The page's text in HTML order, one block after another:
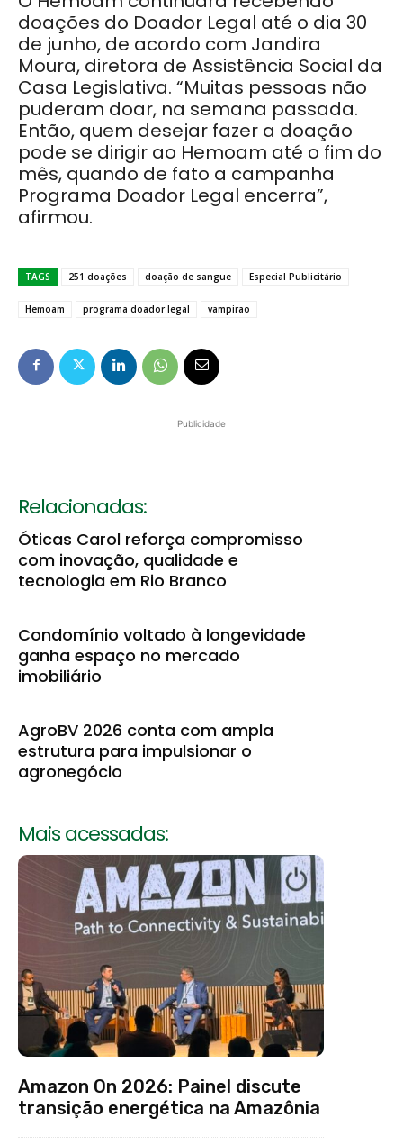
doações do Doador Legal até o dia 30
de junho, de acordo com Jandira
Moura, diretora de Assistência Social da
Casa Legislativa. “Muitas pessoas não
puderam doar, na semana passada.
Então, quem desejar fazer a doação
pode se dirigir ao Hemoam até o fim do
mês, quando de fato a campanha
Programa Doador Legal encerra”,
afirmou.
TAGS 251 doações doação de sangue Especial Publicitário
Hemoam programa doador legal vampirao
Publicidade
Relacionadas:
Óticas Carol reforça compromisso
com inovação, qualidade e
tecnologia em Rio Branco
Condomínio voltado à longevidade
ganha espaço no mercado
imobiliário
AgroBV 2026 conta com ampla
estrutura para impulsionar o
agronegócio
Mais acessadas:
Amazon On 2026: Painel discute
transição energética na Amazônia